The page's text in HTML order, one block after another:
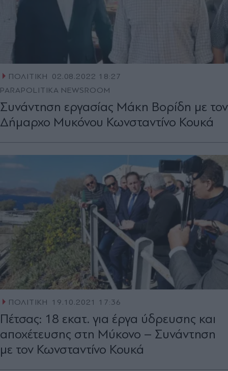
ΠΟΛΙΤΙΚΗ
02.08.2022 18:27
PARAPOLITIKA NEWSROOM
Συνάντηση εργασίας Μάκη Βορίδη με τον
Δήμαρχο Μυκόνου Κωνσταντίνο Κουκά
ΠΟΛΙΤΙΚΗ 19.10.2021 17:36
Πέτσας: 18 εκατ. για έργα ύδρευσης και
αποχέτευσης στη Μύκονο – Συνάντηση
με τον Κωνσταντίνο Κουκά